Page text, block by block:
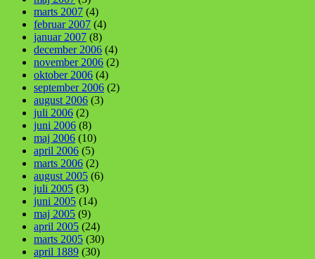
marts 2007 (4)
februar 2007 (4)
januar 2007 (8)
december 2006 (4)
november 2006 (2)
oktober 2006 (4)
september 2006 (2)
august 2006 (3)
juli 2006 (2)
juni 2006 (8)
maj 2006 (10)
april 2006 (5)
marts 2006 (2)
august 2005 (6)
juli 2005 (3)
juni 2005 (14)
maj 2005 (9)
april 2005 (24)
marts 2005 (30)
april 1889 (30)